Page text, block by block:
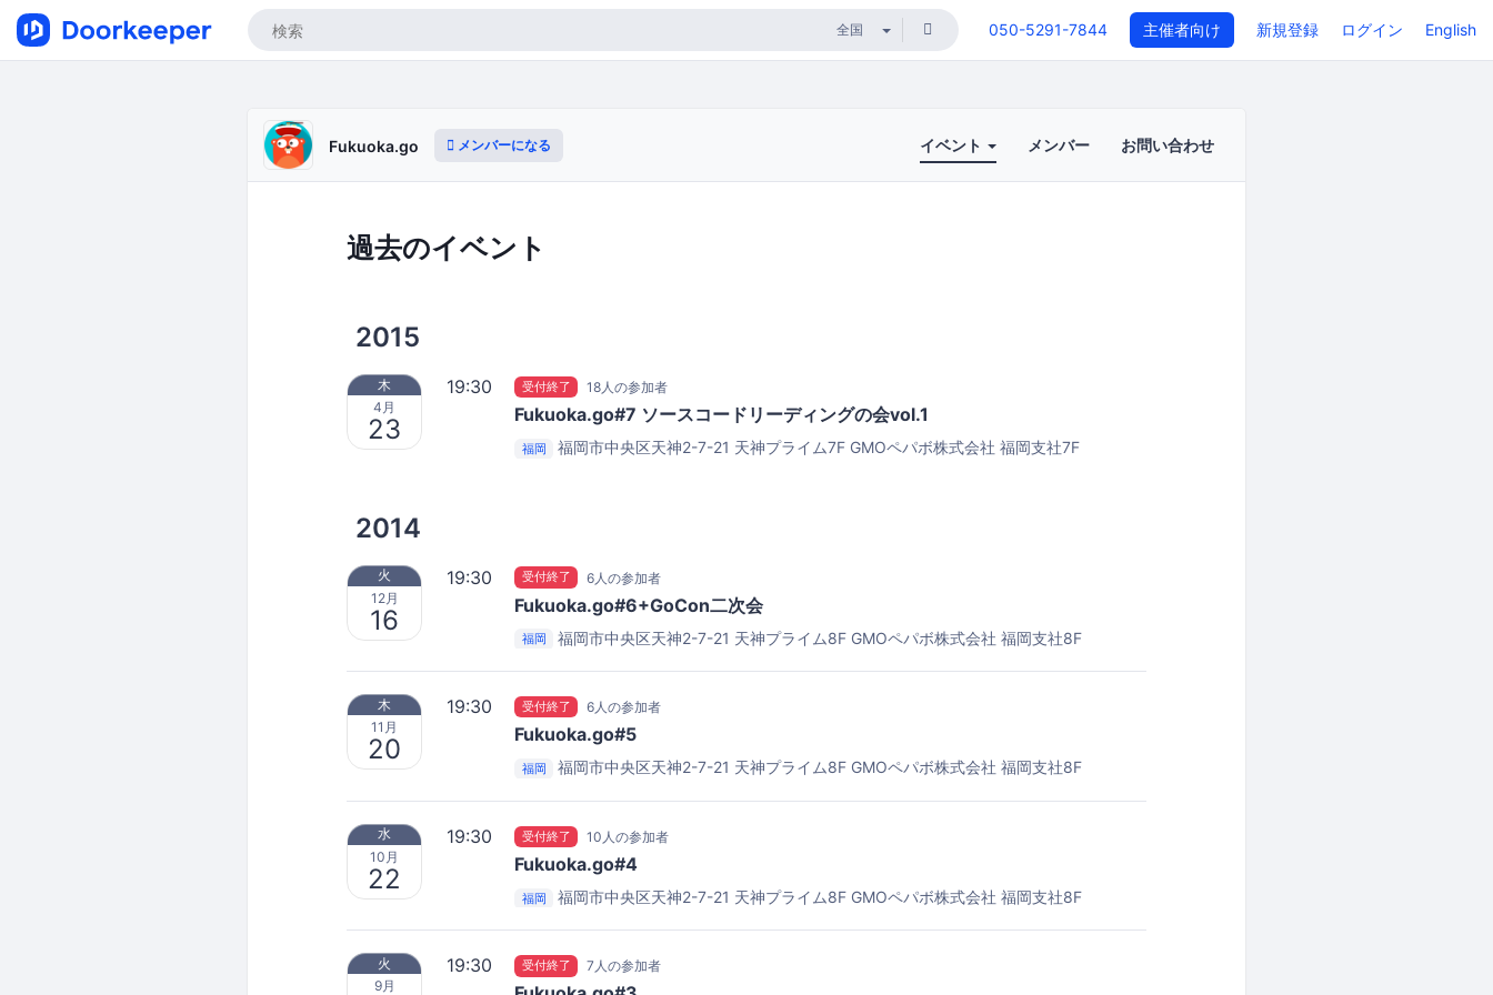
050-5291-7844 主催者向け 新規登録 ログイン English
Fukuoka.go メンバーになる イベント メンバー お問い合わせ
過去のイベント
2015
木
4月
23
19:30 受付終了 18人の参加者
Fukuoka.go#7 ソースコードリーディングの会vol.1
福岡 福岡市中央区天神2-7-21 天神プライム7F GMOペパボ株式会社 福岡支社7F
2014
火
12月
16
19:30 受付終了 6人の参加者
Fukuoka.go#6+GoCon二次会
福岡 福岡市中央区天神2-7-21 天神プライム8F GMOペパボ株式会社 福岡支社8F
木
11月
20
19:30 受付終了 6人の参加者
Fukuoka.go#5
福岡 福岡市中央区天神2-7-21 天神プライム8F GMOペパボ株式会社 福岡支社8F
水
10月
22
19:30 受付終了 10人の参加者
Fukuoka.go#4
福岡 福岡市中央区天神2-7-21 天神プライム8F GMOペパボ株式会社 福岡支社8F
火
9月
19:30 受付終了 7人の参加者